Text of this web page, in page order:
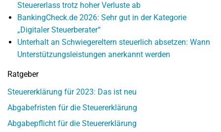
Steuererlass trotz hoher Verluste ab
BankingCheck.de 2026: Sehr gut in der Kategorie
„Digitaler Steuerberater“
Unterhalt an Schwiegereltern steuerlich absetzen: Wann
Unterstützungsleistungen anerkannt werden
Ratgeber
Steuererklärung für 2023: Das ist neu
Abgabefristen für die Steuererklärung
Abgabepflicht für die Steuererklärung